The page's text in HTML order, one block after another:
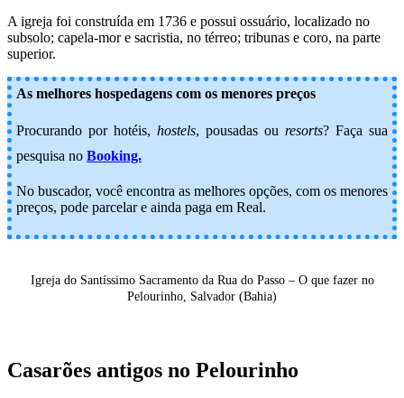
A igreja foi construída em 1736 e possui ossuário, localizado no
subsolo; capela-mor e sacristia, no térreo; tribunas e coro, na parte
superior.
As melhores hospedagens com os menores preços
Procurando por hotéis, hostels, pousadas ou resorts? Faça sua
pesquisa no Booking.
No buscador, você encontra as melhores opções, com os menores
preços, pode parcelar e ainda paga em Real.
Igreja do Santíssimo Sacramento da Rua do Passo – O que fazer no
Pelourinho, Salvador (Bahia)
Casarões antigos no Pelourinho